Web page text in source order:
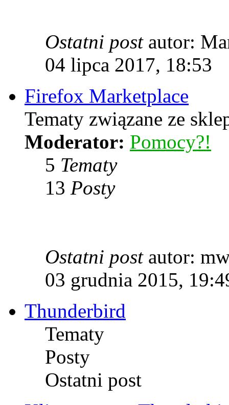
Ostatni postautor:
04 lipca 2017, 18:53
Firefox Marketplace
Tematy związane ze
Moderator: Pomocy?!
5 Tematy
13 Posty
Ostatni postautor:
03 grudnia 2015,
Thunderbird
Tematy
Posty
Ostatni post